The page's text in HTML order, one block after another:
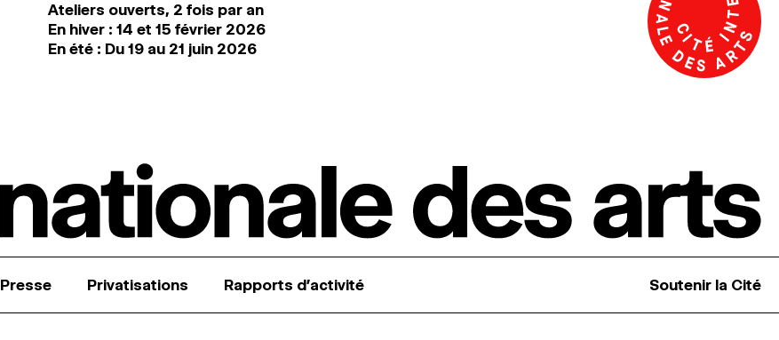
Ateliers ouverts, 2 fois par an
En hiver : 14 et 15 février 2026
En été : Du 19 au 21 juin 2026
Presse Privatisations Rapports d’activité Soutenir la Cité